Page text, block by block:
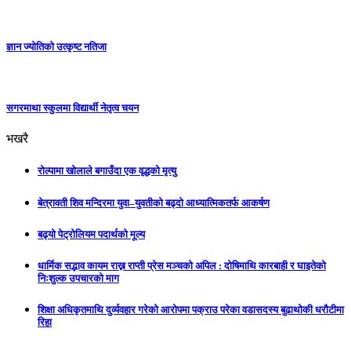
ज्ञान ज्योतिकाे उत्कृष्ट नतिजा
सगरमाथा स्कुलमा विद्यार्थी नेतृत्व चयन
भखरै
रोल्पामा खोलाले बगाउँदा एक वृद्धको मृत्यु
बेत्रावती शिव मन्दिरमा युवा–युवतीको बढ्दो आध्यात्मिकतर्फ आकर्षण
बढ्यो पेट्रोलियम पदार्थको मूल्य
धार्मिक सद्भाव कायम राख्न राप्ती प्रेस मञ्चको अपिल : दाेषिमाथि कारबाही र घाइतेको
निःशुल्क उपचारको माग
शिक्षा अधिकृतमाथि दुर्व्यवहार गरेको आरोपमा पक्राउ परेका वडासदस्य बुढाथोकी धरौटीमा
रिहा